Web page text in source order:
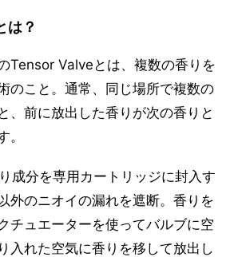
は？
Tensor Valveとは、複数の香りを
のこと。通常、同じ場所で複数の
、前に放出した香りが次の香りと
。
成分を専用カートリッジに封入す
外のニオイの漏れを遮断。香りを
チュエーターを使ってバルブに空
入れた空気に香りを移して放出し